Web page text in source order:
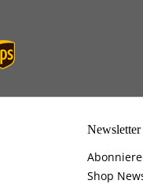
Newsletter
Shop